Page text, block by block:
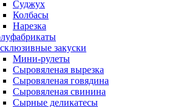
Суджух
Колбасы
Нарезка
закуски
Мини-рулеты
Сыровяленая вырезка
Сыровяленая говядина
Сыровяленая свинина
Сырные деликатесы